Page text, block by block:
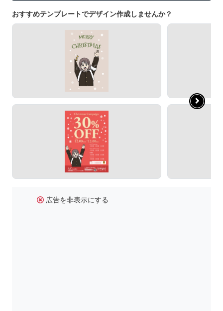
おすすめテンプレートでデザイン作成しませんか？
広告を非表示にする